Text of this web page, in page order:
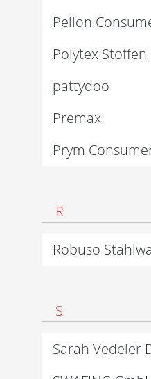
Pellon
Polytex Stoffen
pattydoo
Premax
Prym
R
Robuso
S
Sarah Vedeler